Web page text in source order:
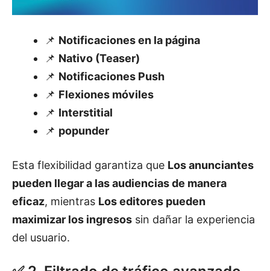
📌 Notificaciones en la página
📌 Nativo (Teaser)
📌 Notificaciones Push
📌 Flexiones móviles
📌 Interstitial
📌 popunder
Esta flexibilidad garantiza que Los anunciantes
pueden llegar a las audiencias de manera
eficaz, mientras Los editores pueden
maximizar los ingresos sin dañar la experiencia
del usuario.